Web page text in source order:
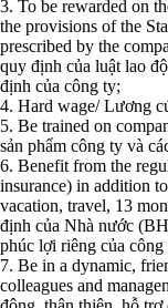
3. To be rewarded on
the provisions of the
prescribed by the
quy định của luật lao
định của công ty;
4. Hard wage/ Lương
5. Be trained on
sản phẩm công ty và
6. Benefit from the
insurance) in addition
vacation, travel, 13
định của Nhà nước
phúc lợi riêng của
7. Be in a dynamic,
colleagues and